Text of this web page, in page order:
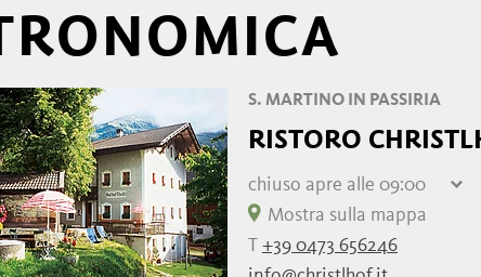
S. MARTINO IN PASSIRIA
RISTORO
chiuso apre alle 09:00
giovedì
09:00 - 17:00
venerdì
09:00 - 17:00
Mostra sulla mappa
T +39 0473 656246